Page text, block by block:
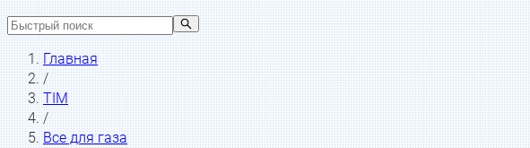
Главная
/
TIM
/
Все для газа